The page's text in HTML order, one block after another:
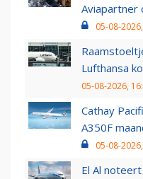
Aviapartner
05-08-
Lufthansa
05-08-2026,
Cathay
A350F
05-08-
El Al